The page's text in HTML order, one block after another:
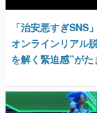
「治安悪すぎSNS
オンラインリアル
を解く緊迫感”がた